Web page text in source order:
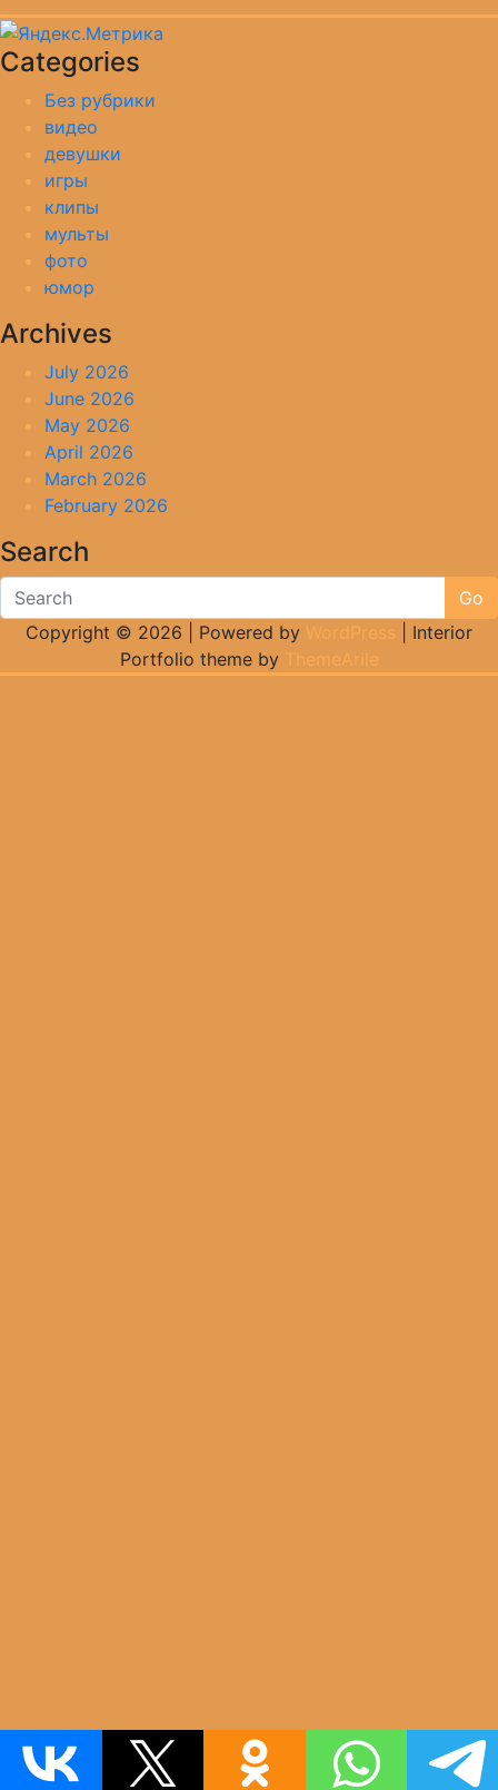
Categories
Без рубрики
видео
девушки
игры
клипы
мульты
фото
юмор
Archives
July 2026
June 2026
May 2026
April 2026
March 2026
February 2026
Search
Go
Copyright © 2026 | Powered by WordPress
Interior
Portfolio theme by ThemeArile